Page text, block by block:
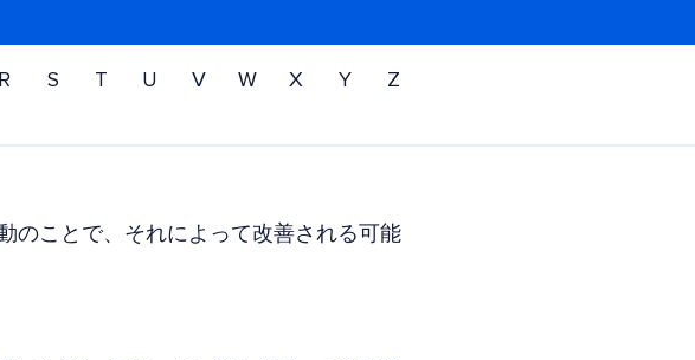
R S T U V W X Y Z
のことで、それによって改善される可能